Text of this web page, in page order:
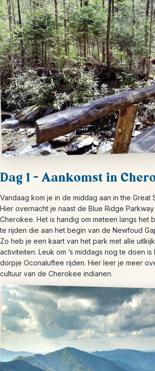
Dag 1 – Aankomst in
Vandaag kom je in de middag aan in the Great
Hier overnacht je naast de Blue Ridge
Cherokee. Het is handig om meteen langs het
te rijden die aan het begin van de Newfoud
Zo heb je een kaart van het park met alle
activiteiten. Leuk om ’s middags nog te doen is
dorpje Oconaluftee rijden. Hier leer je meer
cultuur van de Cherokee indianen.